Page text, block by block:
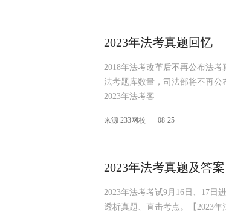
2023年法考真题回忆
2018年法考改革后不再公布法
法考题库数量，司法部将不再公
2023年法考客
来源 233网校 08-25
2023年法考真题及答案
2023年法考考试9月16日、17日
透析真题、直击考点。【2023